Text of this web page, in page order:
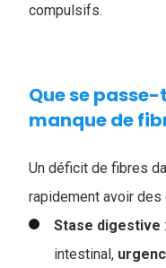
compulsifs.
Que se
manque de
Un déficit de fibres
rapidement avoir
Stase digestive
intestinal,